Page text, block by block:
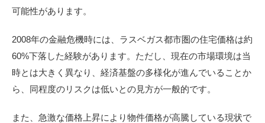
可能性があります。
2008年の金融危機時には、ラスベガス都市圏の住宅価格は約
60%下落した経験があります。ただし、現在の市場環境は当
時とは大きく異なり、経済基盤の多様化が進んでいることか
ら、同程度のリスクは低いとの見方が一般的です。
また、急激な価格上昇により物件価格が高騰している現状で